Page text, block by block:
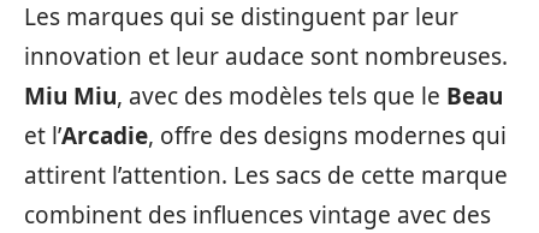
Les marques qui se distinguent par leur
innovation et leur audace sont nombreuses.
Miu Miu, avec des modèles tels que le Beau
et l’Arcadie, offre des designs modernes qui
attirent l’attention. Les sacs de cette marque
combinent des influences vintage avec des